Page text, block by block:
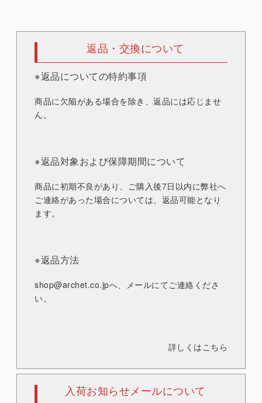
返品・交換について
●返品についての特約事項
商品に欠陥がある場合を除き、返品には応じませ
ん。
●返品対象および保障期間について
商品に初期不良があり、ご購入後7日以内に弊社へ
ご連絡があった場合については、返品可能となり
ます。
●返品方法
shop@archet.co.jpへ、メールにてご連絡くださ
い。
詳しくはこちら
入荷お知らせメールについて